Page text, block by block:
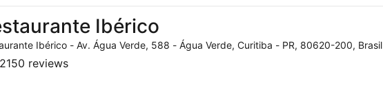
Ibérico
Ibérico - Av. Água Verde, 588 - Água Verde, Curitiba - PR, 80620-200, Brasil
2150 reviews